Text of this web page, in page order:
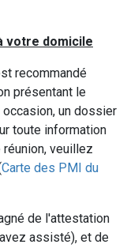
votre domicile
recommandé
présentant le
un dossier
toute information
veuillez
Carte des PMI du
de l'attestation
assisté), et de